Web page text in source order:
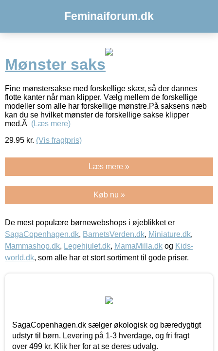
Feminaiforum.dk
Mønster saks
Fine mønstersakse med forskellige skær, så der dannes
flotte kanter når man klipper. Vælg mellem de forskellige
modeller som alle har forskellige mønstre.På saksens næb
kan du se hvilket mønster de forskellige sakse klipper
med.Â (Læs mere)
29.95 kr. (Vis fragtpris)
Læs mere »
Køb nu »
De mest populære børnewebshops i øjeblikket er
SagaCopenhagen.dk, BarnetsVerden.dk, Miniature.dk,
Mammashop.dk, Legehjulet.dk, MamaMilla.dk og Kids-
world.dk, som alle har et stort sortiment til gode priser.
SagaCopenhagen.dk sælger økologisk og bæredygtigt
udstyr til børn. Levering på 1-3 hverdage, og fri fragt
over 499 kr. Klik her for at se deres udvalg.